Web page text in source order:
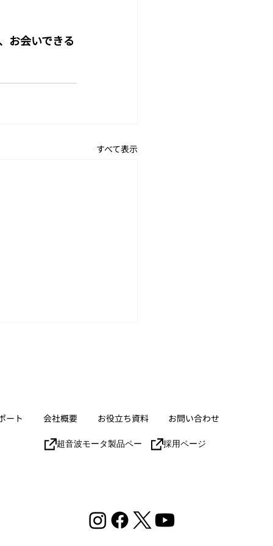
お会いできる
すべて表示
次世代ロボティクス
ート 会社概要 お役立ち資料 お問い合わせ
超音波モータ製品ページ 採用ページ